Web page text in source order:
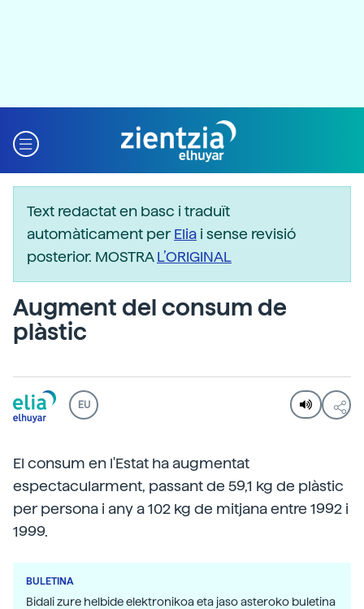
Text redactat en basc i traduït
automàticament perElia i sense revisió
posterior. MOSTRAL’ORIGINAL
Augment del consum de
plàstic
EU
El consum en l'Estat ha augmentat
espectacularment, passant de 59,1 kg de plàstic
per persona i any a 102 kg de mitjana entre 1992 i
1999.
BULETINA
Bidali zure helbide elektronikoa eta jaso asteroko buletina